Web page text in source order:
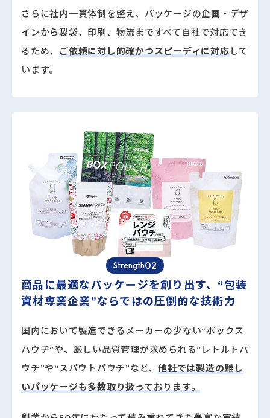
さらに社内一貫体制を整え、パッケージの企画・デザ
インから製袋、印刷、物流まですべて自社で対応でき
るため、
ご依頼に対し的確かつスピーディに対応 して
います。
Strength02
商品に最適なパッケージを創り出す、 “包装
資材専業企業”ならではの圧倒的な技術力
国内において製造できるメーカーの少ない“ボックス
パウチ”や、厳しい品質管理が求められる“レトルトパ
ウチ”や“スパウトパウチ”など、 他社では製造の難し
いパッケージも多数取り扱っております。